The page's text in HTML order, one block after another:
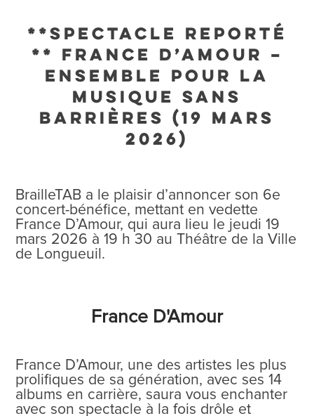
**SPECTACLE REPORTÉ
** France D’Amour –
Ensemble pour la
musique sans
barrières (19 mars
2026)
BrailleTAB a le plaisir d’annoncer son 6e
concert-bénéfice, mettant en vedette
France D’Amour, qui aura lieu le jeudi 19
mars 2026 à 19 h 30 au Théâtre de la Ville
de Longueuil.
France D'Amour
France D’Amour, une des artistes les plus
prolifiques de sa génération, avec ses 14
albums en carrière, saura vous enchanter
avec son spectacle à la fois drôle et